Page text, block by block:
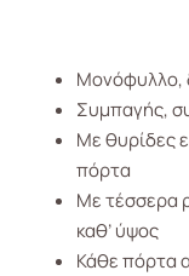
Μονόφυλλο,
Συμπαγής,
Με θυρίδες
πόρτα
Με τέσσερα
καθ’ ύψος
Κάθε πόρτα